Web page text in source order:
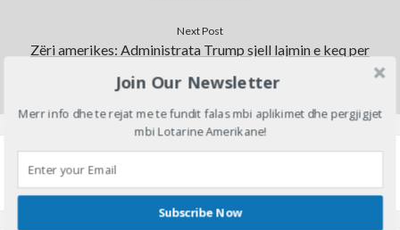
Next Post
Zëri amerikes: Administrata Trump sjell lajmin e keq per
Join Our Newsletter
Merr info dhe te rejat me te fundit falas mbi aplikimet dhe pergjigjet
mbi Lotarine Amerikane!
Subscribe Now